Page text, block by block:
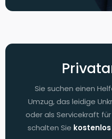
Sie suchen einen
Umzug, das leidige
oder als Servicekraft
schalten Sie kostenlos